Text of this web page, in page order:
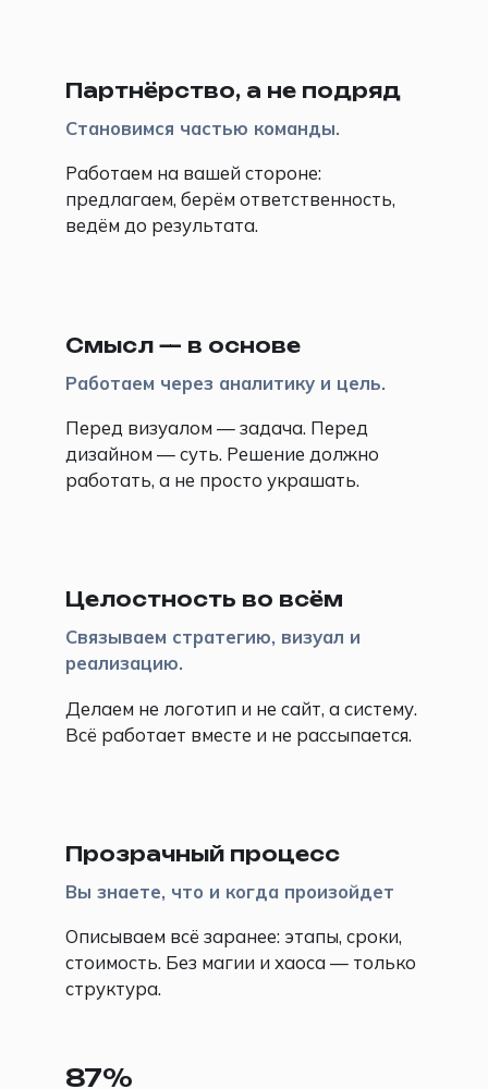
Партнёрство, а не подряд
Становимся частью команды.
Работаем на вашей стороне:
предлагаем, берём ответственность,
ведём до результата.
Смысл — в основе
Работаем через аналитику и цель.
Перед визуалом — задача. Перед
дизайном — суть. Решение должно
работать, а не просто украшать.
Целостность во всём
Связываем стратегию, визуал и
реализацию.
Делаем не логотип и не сайт, а систему.
Всё работает вместе и не рассыпается.
Прозрачный процесс
Вы знаете, что и когда произойдет
Описываем всё заранее: этапы, сроки,
стоимость. Без магии и хаоса — только
структура.
87%